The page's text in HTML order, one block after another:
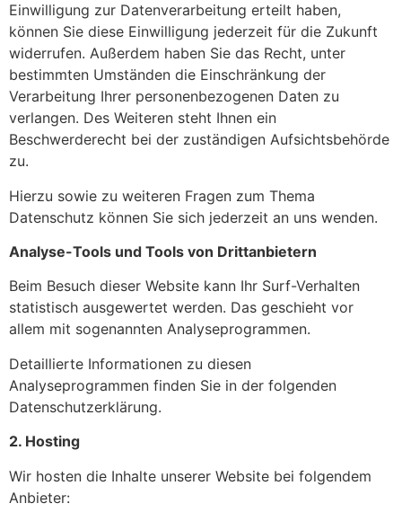
Einwilligung zur Datenverarbeitung erteilt haben,
können Sie diese Einwilligung jederzeit für die Zukunft
widerrufen. Außerdem haben Sie das Recht, unter
bestimmten Umständen die Einschränkung der
Verarbeitung Ihrer personenbezogenen Daten zu
verlangen. Des Weiteren steht Ihnen ein
Beschwerderecht bei der zuständigen Aufsichtsbehörde
zu.
Hierzu sowie zu weiteren Fragen zum Thema
Datenschutz können Sie sich jederzeit an uns wenden.
Analyse-Tools und Tools von Drittanbietern
Beim Besuch dieser Website kann Ihr Surf-Verhalten
statistisch ausgewertet werden. Das geschieht vor
allem mit sogenannten Analyseprogrammen.
Detaillierte Informationen zu diesen
Analyseprogrammen finden Sie in der folgenden
Datenschutzerklärung.
2. Hosting
Wir hosten die Inhalte unserer Website bei folgendem
Anbieter: